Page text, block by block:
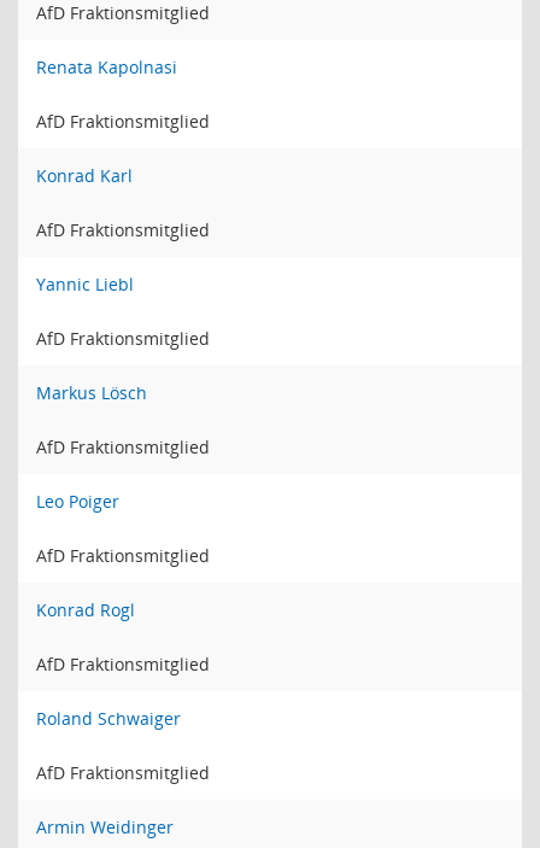
AfD Fraktionsmitglied
Renata Kapolnasi
AfD Fraktionsmitglied
Konrad Karl
AfD Fraktionsmitglied
Yannic Liebl
AfD Fraktionsmitglied
Markus Lösch
AfD Fraktionsmitglied
Leo Poiger
AfD Fraktionsmitglied
Konrad Rogl
AfD Fraktionsmitglied
Roland Schwaiger
AfD Fraktionsmitglied
Armin Weidinger